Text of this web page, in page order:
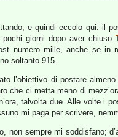
e quindi eccolo qui: il
giorni dopo aver chiuso
numero mille, anche se
soltanto 915.
l’obiettivo di postare
che ci metta meno di
talvolta due. Alle volte i
mi paga per scrivere,
non sempre mi soddisfano;